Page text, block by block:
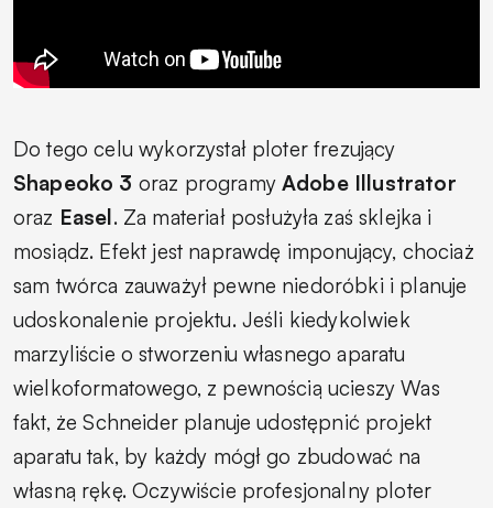
Do tego celu wykorzystał ploter frezujący
Shapeoko 3 oraz programyAdobe Illustrator
oraz Easel. Za materiał posłużyła zaś sklejka i
mosiądz. Efekt jest naprawdę imponujący, chociaż
sam twórca zauważył pewne niedoróbki i planuje
udoskonalenie projektu. Jeśli kiedykolwiek
marzyliście o stworzeniu własnego aparatu
wielkoformatowego, z pewnością ucieszy Was
fakt, że Schneider planuje udostępnić projekt
aparatu tak, by każdy mógł go zbudować na
własną rękę. Oczywiście profesjonalny ploter